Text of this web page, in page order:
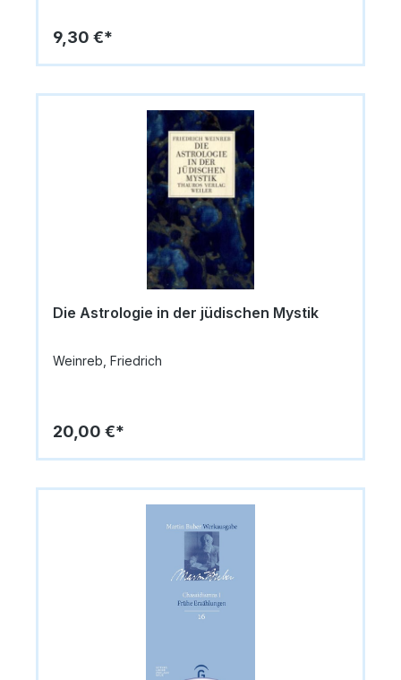
9,30 €*
Die Astrologie in der jüdischen Mystik
Weinreb, Friedrich
20,00 €*